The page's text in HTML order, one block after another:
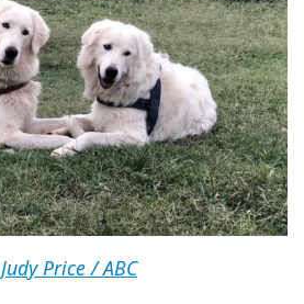
Judy Price / ABC